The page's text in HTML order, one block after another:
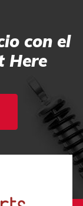
con el
Here